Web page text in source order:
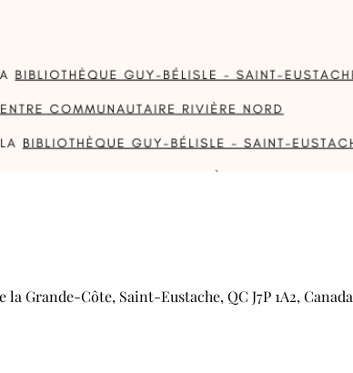
Grande-Côte, Saint-Eustache, QC J7P 1A2, Canada